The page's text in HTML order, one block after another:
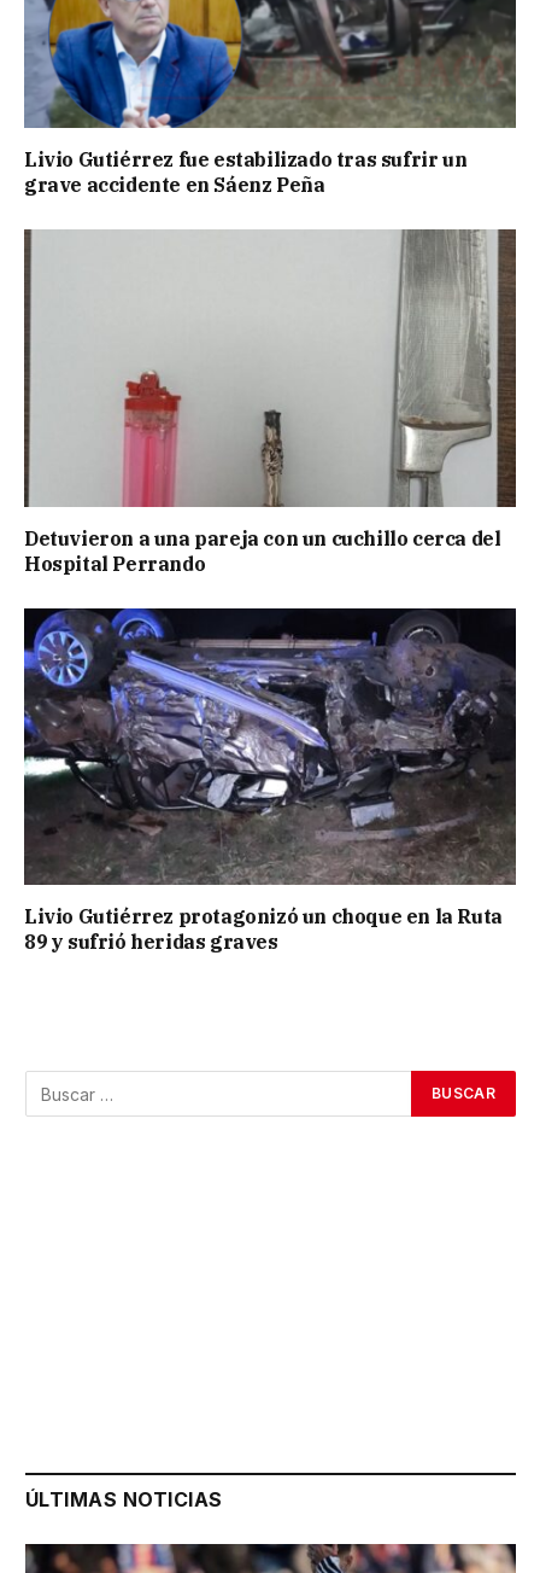
Livio Gutiérrez fue estabilizado tras sufrir un
grave accidente en Sáenz Peña
Detuvieron a una pareja con un cuchillo cerca del
Hospital Perrando
Livio Gutiérrez protagonizó un choque en la Ruta
89 y sufrió heridas graves
ÚLTIMAS NOTICIAS